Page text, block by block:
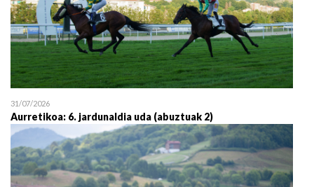
31/07/2026
Aurretikoa: 6. jardunaldia uda (abuztuak 2)